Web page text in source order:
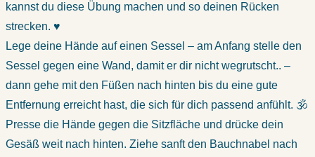
kannst du diese Übung machen und so deinen Rücken
strecken. ♥
Lege deine Hände auf einen Sessel – am Anfang stelle den
Sessel gegen eine Wand, damit er dir nicht wegrutscht.. –
dann gehe mit den Füßen nach hinten bis du eine gute
Entfernung erreicht hast, die sich für dich passend anfühlt. 🕉
Presse die Hände gegen die Sitzfläche und drücke dein
Gesäß weit nach hinten. Ziehe sanft den Bauchnabel nach